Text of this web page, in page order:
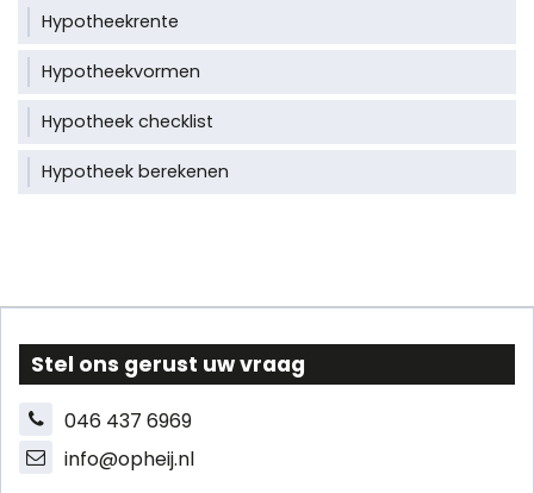
Hypotheekrente
Hypotheekvormen
Hypotheek checklist
Hypotheek berekenen
Stel ons gerust uw vraag
046 437 6969
info@opheij.nl